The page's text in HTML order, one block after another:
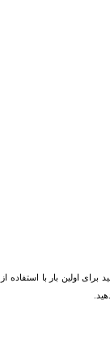
اولین بار با استفاده از